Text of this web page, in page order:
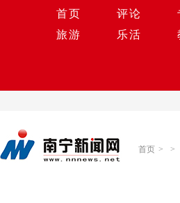
首页 评论
旅游
乐活
首页 > >